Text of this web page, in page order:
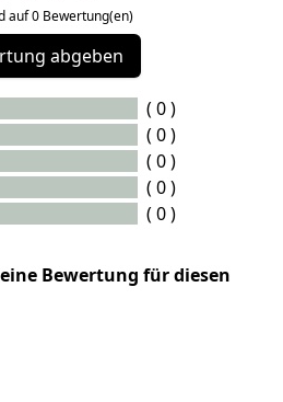
auf 0 Bewertung(en)
abgeben
( 0 )
( 0 )
( 0 )
( 0 )
( 0 )
Bewertung für diesen